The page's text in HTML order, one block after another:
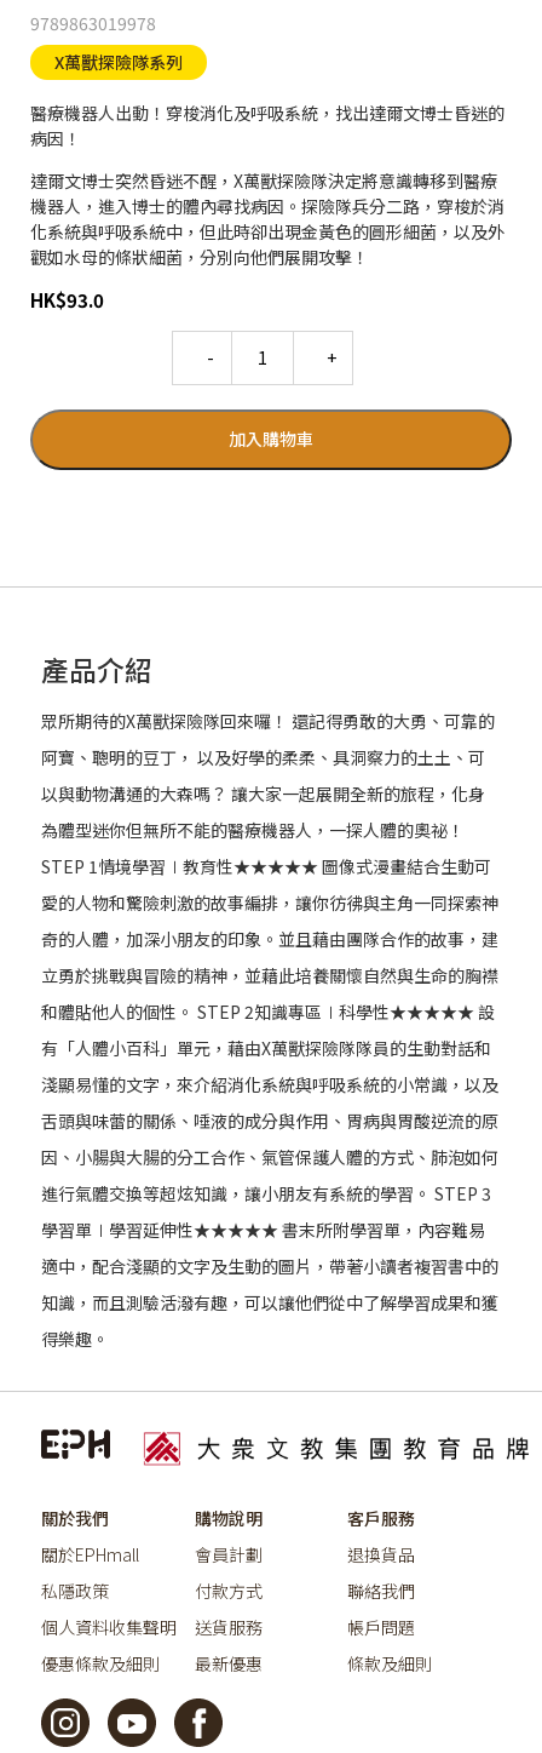
9789863019978
X萬獸探險隊系列
醫療機器人出動！穿梭消化及呼吸系統，找出達爾文博士昏迷的
病因！
達爾文博士突然昏迷不醒，X萬獸探險隊決定將意識轉移到醫療
機器人，進入博士的體內尋找病因。探險隊兵分二路，穿梭於消
化系統與呼吸系統中，但此時卻出現金黃色的圓形細菌，以及外
觀如水母的條狀細菌，分別向他們展開攻擊！
HK$93.0
加入購物車
產品介紹
眾所期待的X萬獸探險隊回來囉！ 還記得勇敢的大勇、可靠的
阿寶、聰明的豆丁， 以及好學的柔柔、具洞察力的土土、可
以與動物溝通的大森嗎？ 讓大家一起展開全新的旅程，化身
為體型迷你但無所不能的醫療機器人，一探人體的奧祕！
STEP 1情境學習∣教育性★★★★★ 圖像式漫畫結合生動可
愛的人物和驚險刺激的故事編排，讓你彷彿與主角一同探索神
奇的人體，加深小朋友的印象。並且藉由團隊合作的故事，建
立勇於挑戰與冒險的精神，並藉此培養關懷自然與生命的胸襟
和體貼他人的個性。 STEP 2知識專區∣科學性★★★★★ 設
有「人體小百科」單元，藉由X萬獸探險隊隊員的生動對話和
淺顯易懂的文字，來介紹消化系統與呼吸系統的小常識，以及
舌頭與味蕾的關係、唾液的成分與作用、胃病與胃酸逆流的原
因、小腸與大腸的分工合作、氣管保護人體的方式、肺泡如何
進行氣體交換等超炫知識，讓小朋友有系統的學習。 STEP 3
學習單∣學習延伸性★★★★★ 書末所附學習單，內容難易
適中，配合淺顯的文字及生動的圖片，帶著小讀者複習書中的
知識，而且測驗活潑有趣，可以讓他們從中了解學習成果和獲
得樂趣。
關於我們
關於EPHmall
私隱政策
個人資料收集聲明
優惠條款及細則
購物說明
會員計劃
付款方式
送貨服務
最新優惠
客戶服務
退換貨品
聯絡我們
帳戶問題
條款及細則